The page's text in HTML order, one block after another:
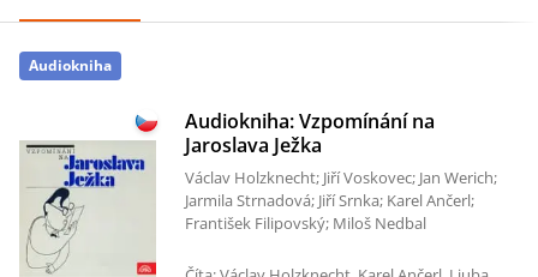
Audiokniha
Audiokniha: Vzpomínání na
Jaroslava Ježka
Václav Holzknecht; Jiří Voskovec; Jan Werich;
Jarmila Strnadová; Jiří Srnka; Karel Ančerl;
František Filipovský; Miloš Nedbal